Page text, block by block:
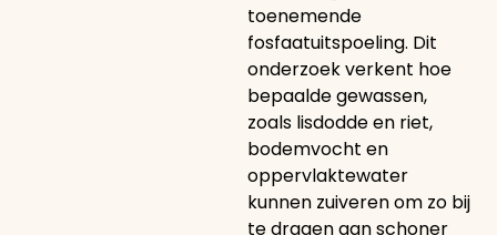
toenemende
fosfaatuitspoeling. Dit
onderzoek verkent hoe
bepaalde gewassen,
zoals lisdodde en riet,
bodemvocht en
oppervlaktewater
kunnen zuiveren om zo bij
te dragen aan schoner